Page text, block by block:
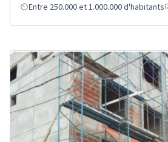
Entre 250.000 et 1.000.000 d'habitants